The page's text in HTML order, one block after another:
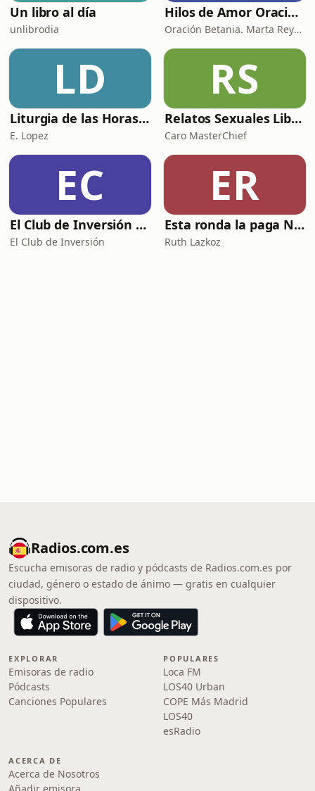
Un libro al día
unlibrodia
Hilos de Amor Oraciones que sanan el alma. Encuentros íntimos con Dios.
Oración Betania. Marta Reyes y Cristina Martínez
LD
Liturgia de las Horas (España)
E. Lopez
RS
Relatos Sexuales Liberales
Caro MasterChief
EC
El Club de Inversión podcast
El Club de Inversión
ER
Esta ronda la paga Newton
Ruth Lazkoz
Radios.com.es
Escucha emisoras de radio y pódcasts de Radios.com.es por
ciudad, género o estado de ánimo — gratis en cualquier
dispositivo.
EXPLORAR
Emisoras de radio
Pódcasts
Canciones Populares
POPULARES
Loca FM
LOS40 Urban
COPE Más Madrid
LOS40
esRadio
ACERCA DE
Acerca de Nosotros